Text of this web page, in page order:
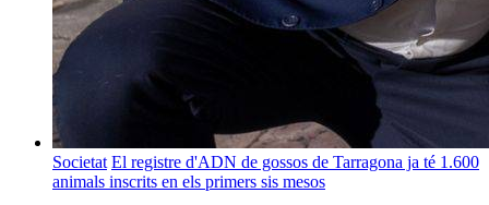
Societat El registre d'ADN de gossos de Tarragona ja té 1.600
animals inscrits en els primers sis mesos